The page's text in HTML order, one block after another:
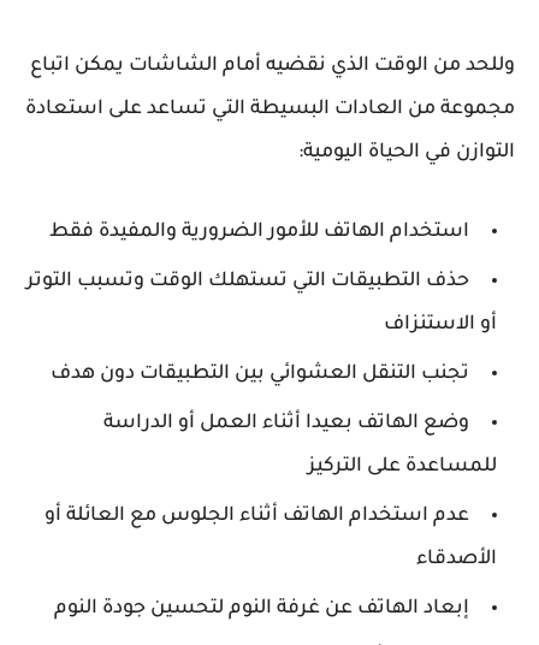
وللحد من الوقت الذي نقضيه أمام الشاشات يمكن اتباع
مجموعة من العادات البسيطة التي تساعد على استعادة
التوازن في الحياة اليومية:
استخدام الهاتف للأمور الضرورية والمفيدة فقط
حذف التطبيقات التي تستهلك الوقت وتسبب التوتر
أو الاستنزاف
تجنب التنقل العشوائي بين التطبيقات دون هدف
وضع الهاتف بعيدا أثناء العمل أو الدراسة
للمساعدة على التركيز
عدم استخدام الهاتف أثناء الجلوس مع العائلة أو
الأصدقاء
إبعاد الهاتف عن غرفة النوم لتحسين جودة النوم